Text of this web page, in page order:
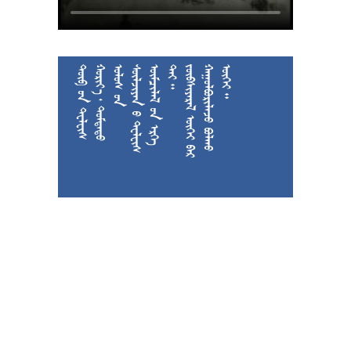

































































  






































 